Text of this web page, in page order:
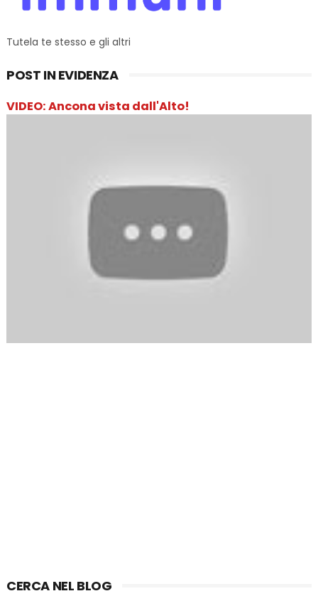
Tutela te stesso e gli altri
POST IN EVIDENZA
VIDEO: Ancona vista dall'Alto!
CERCA NEL BLOG